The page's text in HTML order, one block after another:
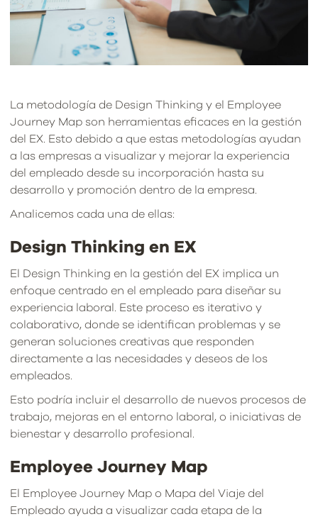
La metodología de Design Thinking y el Employee
Journey Map son herramientas eficaces en la gestión
del EX. Esto debido a que estas metodologías ayudan
a las empresas a visualizar y mejorar la experiencia
del empleado desde su incorporación hasta su
desarrollo y promoción dentro de la empresa.
Analicemos cada una de ellas:
Design Thinking en EX
El Design Thinking en la gestión del EX implica un
enfoque centrado en el empleado para diseñar su
experiencia laboral. Este proceso es iterativo y
colaborativo, donde se identifican problemas y se
generan soluciones creativas que responden
directamente a las necesidades y deseos de los
empleados.
Esto podría incluir el desarrollo de nuevos procesos de
trabajo, mejoras en el entorno laboral, o iniciativas de
bienestar y desarrollo profesional.
Employee Journey Map
El Employee Journey Map o Mapa del Viaje del
Empleado ayuda a visualizar cada etapa de la